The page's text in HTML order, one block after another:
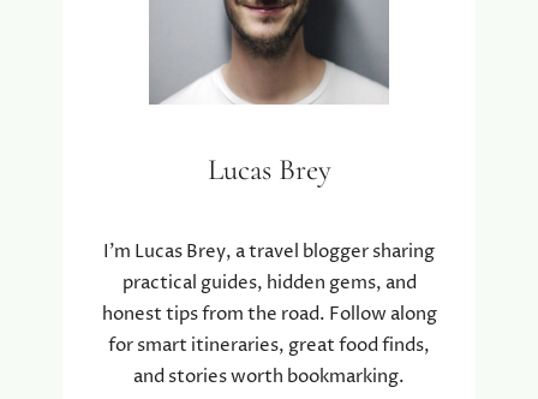
Lucas Brey
I’m Lucas Brey, a travel blogger sharing
practical guides, hidden gems, and
honest tips from the road. Follow along
for smart itineraries, great food finds,
and stories worth bookmarking.